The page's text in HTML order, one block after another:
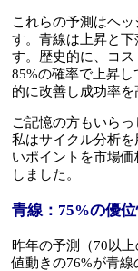
これらの予測はヘ
す。青線は上昇と
す。歴史的に、コス
85%の確率で上昇
的に改善し成功率を
ご記憶の方もいら
私はサイクル分析
いポイントを市場
しました。
青線：75%の優
昨年の予測（70以
値動きの76%が青